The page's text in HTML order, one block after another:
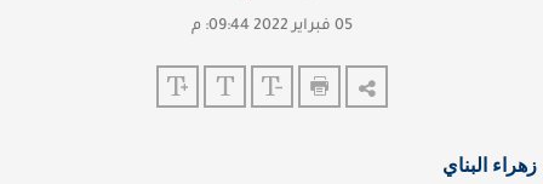
05 فبراير 2022 09:44: م
زهراء البناي